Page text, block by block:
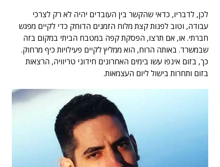
לכן, לדבריו, כדאי שהקשר בין העובדים יהיה לא רק לצרכי
עבודה, וטוב לפנות קצת מלוח הזמנים הדוחק כדי לקיים מפגש
חברתי. או, אם תרצו, הפסקת קפה במטבח הביתי במקום בזה
שבמשרד. באותה הרוח, הוא ממליץ לקיים פעילויות כיף מרחוק.
כך, בזום אינפו עשו בימים האחרונים חידוני טריוויה, הרצאות
בזום ותחרות בישול ליום העצמאות.